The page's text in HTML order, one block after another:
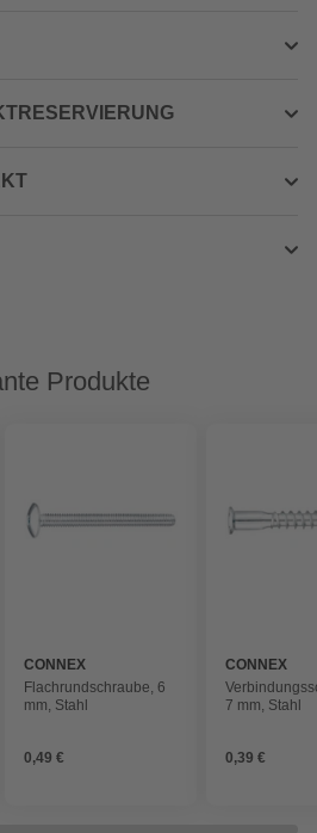
Produkte
CONNEX
Flachrundschraube, 6
mm, Stahl
0,49 €
CONNEX
7 mm, Stahl
0,39 €